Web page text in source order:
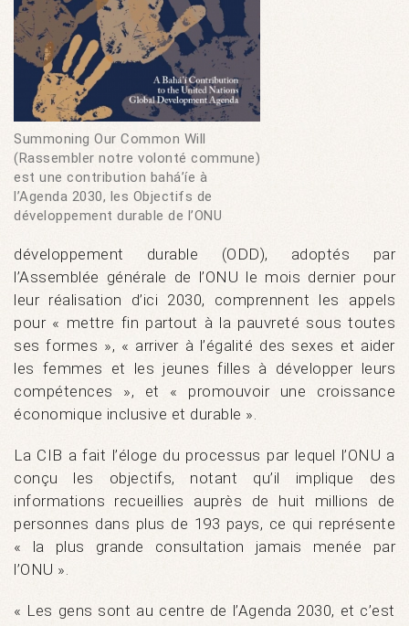
Summoning Our Common Will
(Rassembler notre volonté commune)
est une contribution bahá’íe à
l’Agenda 2030, les Objectifs de
développement durable de l’ONU
développement durable (ODD), adoptés par
l’Assemblée générale de l’ONU le mois dernier pour
leur réalisation d’ici 2030, comprennent les appels
pour « mettre fin partout à la pauvreté sous toutes
ses formes », « arriver à l’égalité des sexes et aider
les femmes et les jeunes filles à développer leurs
compétences », et « promouvoir une croissance
économique inclusive et durable ».
La CIB a fait l’éloge du processus par lequel l’ONU a
conçu les objectifs, notant qu’il implique des
informations recueillies auprès de huit millions de
personnes dans plus de 193 pays, ce qui représente
« la plus grande consultation jamais menée par
l’ONU ».
« Les gens sont au centre de l’Agenda 2030, et c’est